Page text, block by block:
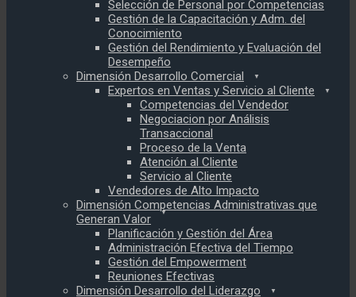
Selección de Personal por Competencias
Gestión de la Capacitación y Adm. del
Conocimiento
Gestión del Rendimiento y Evaluación del
Desempeño
Dimensión Desarrollo Comercial
Expertos en Ventas y Servicio al Cliente
Competencias del Vendedor
Negociacion por Análisis
Transaccional
Proceso de la Venta
Atención al Cliente
Servicio al Cliente
Vendedores de Alto Impacto
Dimensión Competencias Administrativas que
Generan Valor
Planificación y Gestión del Área
Administración Efectiva del Tiempo
Gestión del Empowerment
Reuniones Efectivas
Dimensión Desarrollo del Liderazgo